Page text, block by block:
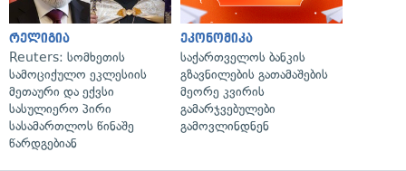
რელიგია
Reuters: სომხეთის
სამოციქულო ეკლესიის
მეთაური და ექვსი
სასულიერო პირი
სასამართლოს წინაშე
წარდგებიან
ეკონომიკა
საქართველოს ბანკის
გზავნილების გათამაშების
მეორე კვირის
გამარჯვებულები
გამოვლინდნენ